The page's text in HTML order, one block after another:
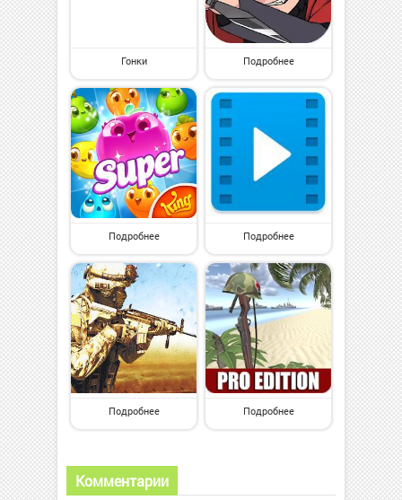
Гонки Подробнее
Подробнее Подробнее
Подробнее Подробнее
Комментарии